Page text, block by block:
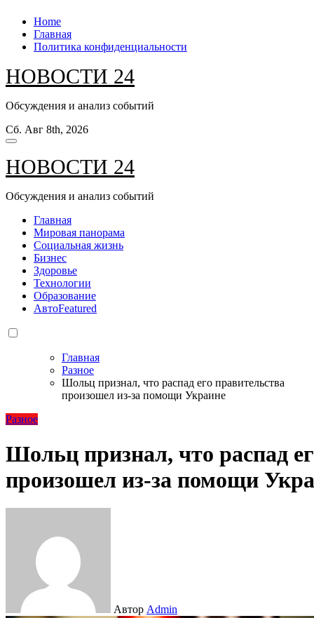
Перейти
содержанию
Home
Главная
Политика конфиденциальности
НОВОСТИ 24
Обсуждения и анализ событий
Сб. Авг 8th, 2026
НОВОСТИ 24
Обсуждения и анализ событий
Главная
Мировая панорама
Социальная жизнь
Бизнес
Здоровье
Технологии
Образование
АвтоFeatured
Главная
Разное
Шольц признал, что распад его правительства
произошел из-за помощи Украине
Разное
Шольц признал, что распад
произошел из-за помощи
Автор Admin